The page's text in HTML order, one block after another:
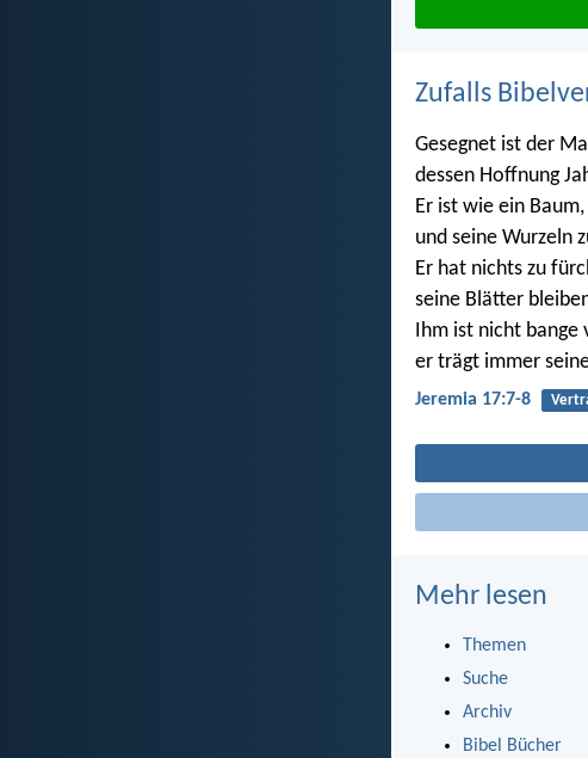
Zufalls
Gesegnet ist der
dessen Hoffnung
Er ist wie ein
und seine Wurzeln
Er hat nichts zu
seine Blätter
Ihm ist nicht bange
er trägt immer
Jeremia 17:7-8
Mehr lesen
Themen
Suche
Archiv
Bibel Bücher